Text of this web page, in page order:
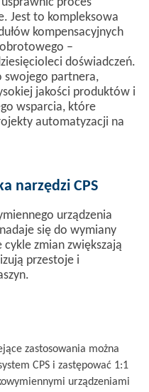
Jest to kompleksowa
kompensacyjnych
–
doświadczeń.​
swojego partnera,
jakości produktów i
wsparcia, które
automatyzacji na
narzędzi CPS
urządzenia
się do wymiany
zmian zwiększają
przestoje i
zastosowania można
CPS i zastępować 1:1
urządzeniami